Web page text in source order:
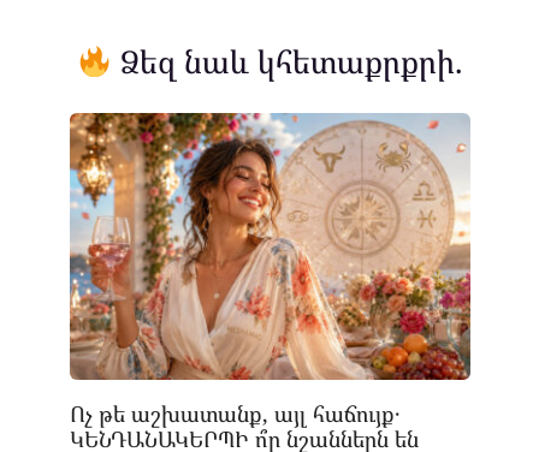
Ձեզ նաև կհետաքրքրի.
Ոչ թե աշխատանք, այլ հաճույք․
ԿԵՆԴԱՆԱԿԵՐՊԻ ո՞ր նշաններն են